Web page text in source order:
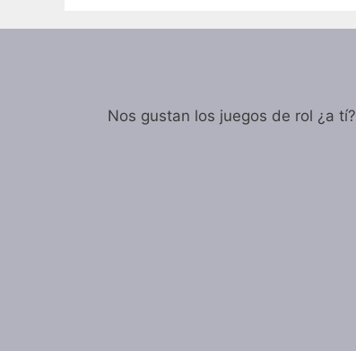
Nos gustan los juegos de rol ¿a tí?